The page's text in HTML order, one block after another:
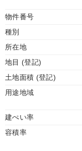
物件番号
種別
所在地
地目 (登記)
土地面積 (登記)
用途地域
建ぺい率
容積率